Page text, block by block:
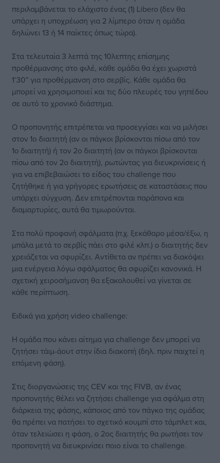
περιλαμβάνεται το ελάχιστο ένας (1) Libero (δεν θα
υπάρχει η υποχρέωση για 2 λίμπερο όταν η ομάδα
δηλώνει 13 ή 14 παίκτες όπως τώρα).
Στα τελευταία 3 λεπτά της 10λεπτης επίσημης
προθέρμανσης στο φιλέ, κάθε ομάδα θα έχει χωριστά
1’30” για προθέρμανση στο σερβίς. Κάθε ομάδα θα
μπορεί να χρησιμοποιεί και τις δύο πλευρές του γηπέδου
σε αυτό το χρονικό διάστημα.
Ο προπονητής επιτρέπεται να προσεγγίσει και να μιλήσει
στον 1ο διαιτητή (αν οι πάγκοι βρίσκονται πίσω από τον
1ο διαιτητή) ή τον 2ο διαιτητή (αν οι πάγκοι βρίσκονται
πίσω από τον 2ο διαιτητή), ρωτώντας για διευκρινίσεις ή
για να επιβεβαιώσει το είδος του challenge που
ζητήθηκε ή για γρήγορες ερωτήσεις σε καταστάσεις που
υπάρχει σύγχυση. Δεν επιτρέπονται παράπονα και
διαμαρτυρίες, αυτά θα τιμωρούνται.
Στα πολύ προφανή σφάλματα (π.χ. ξεκάθαρο μέσα/έξω, η
μπάλα μετά το σερβίς πάει στο φιλέ κλπ.) ο διαιτητής δεν
χρειάζεται να σφυρίζει. Αντίθετα αν πρέπει να διακόψει
μια ενέργεια λόγω σφάλματος θα σφυρίζει κανονικά. Η
σχετική χειροσήμανση θα εξακολουθεί να γίνεται σε
κάθε περίπτωση.
Ειδικά για χρήση video challenge:
Η ομάδα που κάνει αίτημα για challenge δεν μπορεί να
ζητήσει τάιμ-άουτ στην ίδια διακοπή (δηλ. πριν παιχτεί η
επόμενη φάση).
Στις διοργανώσεις της CEV και της FIVB, αν ένας
προπονητής θέλει να ζητήσει challenge για σφάλμα στη
διάρκεια της φάσης, κάποιος από τον πάγκο της ομάδας
θα πρέπει να πατήσει το σχετικό κουμπί στο τάμπλετ και,
όταν τελειώσει η φάση, ο 2ος διαιτητής θα ρωτήσει τον
προπονητή να διευκρινίσει ποιο είναι το challenge.